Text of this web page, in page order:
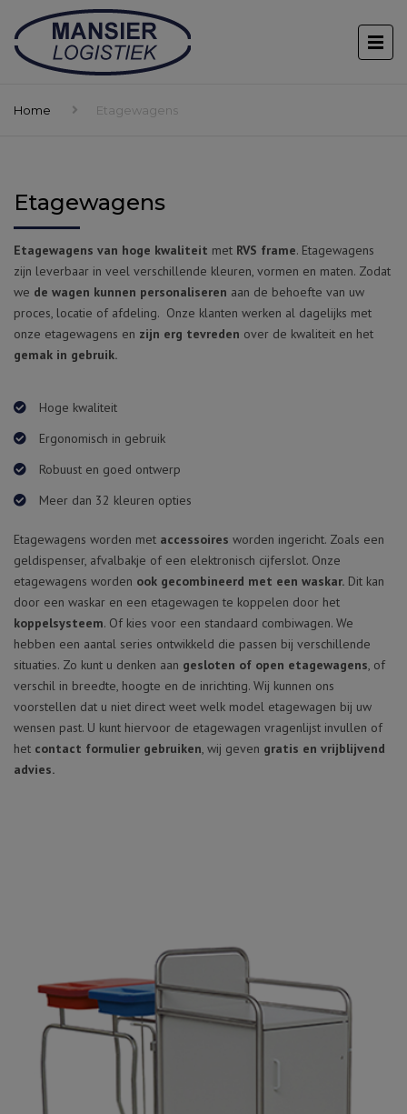
Home Etagewagens
Etagewagens
Etagewagens van hoge kwaliteit met RVS frame. Etagewagens
zijn leverbaar in veel verschillende kleuren, vormen en maten. Zodat
we de wagen kunnen personaliseren aan de behoefte van uw
proces, locatie of afdeling. Onze klanten werken al dagelijks met
onze etagewagens en zijn erg tevreden over de kwaliteit en het
gemak in gebruik.
Hoge kwaliteit
Ergonomisch in gebruik
Robuust en goed ontwerp
Meer dan 32 kleuren opties
Etagewagens worden met accessoires worden ingericht. Zoals een
geldispenser, afvalbakje of een elektronisch cijferslot. Onze
etagewagens worden ook gecombineerd met een waskar. Dit kan
door een waskar en een etagewagen te koppelen door het
koppelsysteem. Of kies voor een standaard combiwagen. We
hebben een aantal series ontwikkeld die passen bij verschillende
situaties. Zo kunt u denken aan gesloten of open etagewagens, of
verschil in breedte, hoogte en de inrichting. Wij kunnen ons
voorstellen dat u niet direct weet welk model etagewagen bij uw
wensen past. U kunt hiervoor de etagewagen vragenlijst invullen of
het contact formulier gebruiken, wij geven gratis en vrijblijvend
advies.